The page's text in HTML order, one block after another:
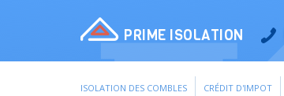
PRIME ISOLATION
ISOLATION DES COMBLES CRÉDIT D'IMPOT